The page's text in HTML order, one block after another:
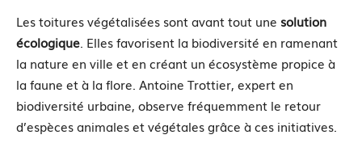
Les toitures végétalisées sont avant tout une solution
écologique. Elles favorisent la biodiversité en ramenant
la nature en ville et en créant un écosystème propice à
la faune et à la flore. Antoine Trottier, expert en
biodiversité urbaine, observe fréquemment le retour
d’espèces animales et végétales grâce à ces initiatives.